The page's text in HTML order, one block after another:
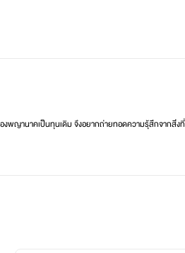
งพญานาคเป็นทุนเดิม จึงอยากถ่ายทอดความรุ้สึกจากสิ่